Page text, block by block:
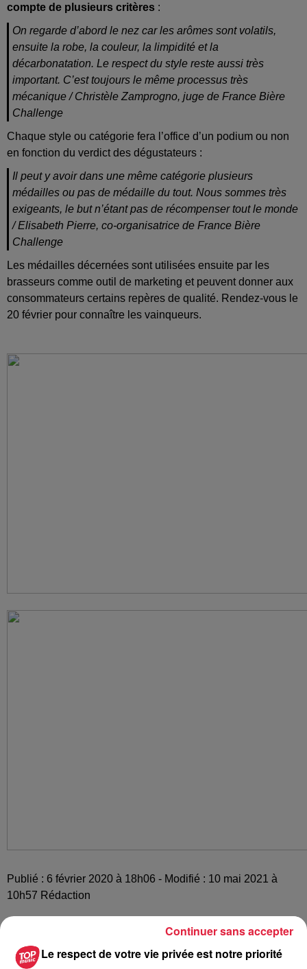
compte de plusieurs critères :
On regarde d’abord le nez car les arômes sont volatils,
ensuite la robe, la couleur, la limpidité et la
décarbonatation. Le respect du style reste aussi très
important. C’est toujours le même processus très
mécanique/ Christèle Zamprogno, juge de France Bière
Challenge
Chaque style ou catégorie fera l’office d’un podium ou non
en fonction du verdict des dégustateurs :
Il peut y avoir dans une même catégorie plusieurs
médailles ou pas de médaille du tout. Nous sommes très
exigeants, le but n’étant pas de récompenser tout le monde
/ Elisabeth Pierre, co-organisatrice de France Bière
Challenge
Les médailles décernées sont utilisées ensuite par les
brasseurs comme outil de marketing et peuvent donner aux
consommateurs certains repères de qualité. Rendez-vous le
20 février pour connaître les vainqueurs.
Publié : 6 février 2020 à 18h06 - Modifié : 10 mai 2021 à
10h57 Rédaction
Le respect de votre vie privée est notre priorité
Continuer sans accepter